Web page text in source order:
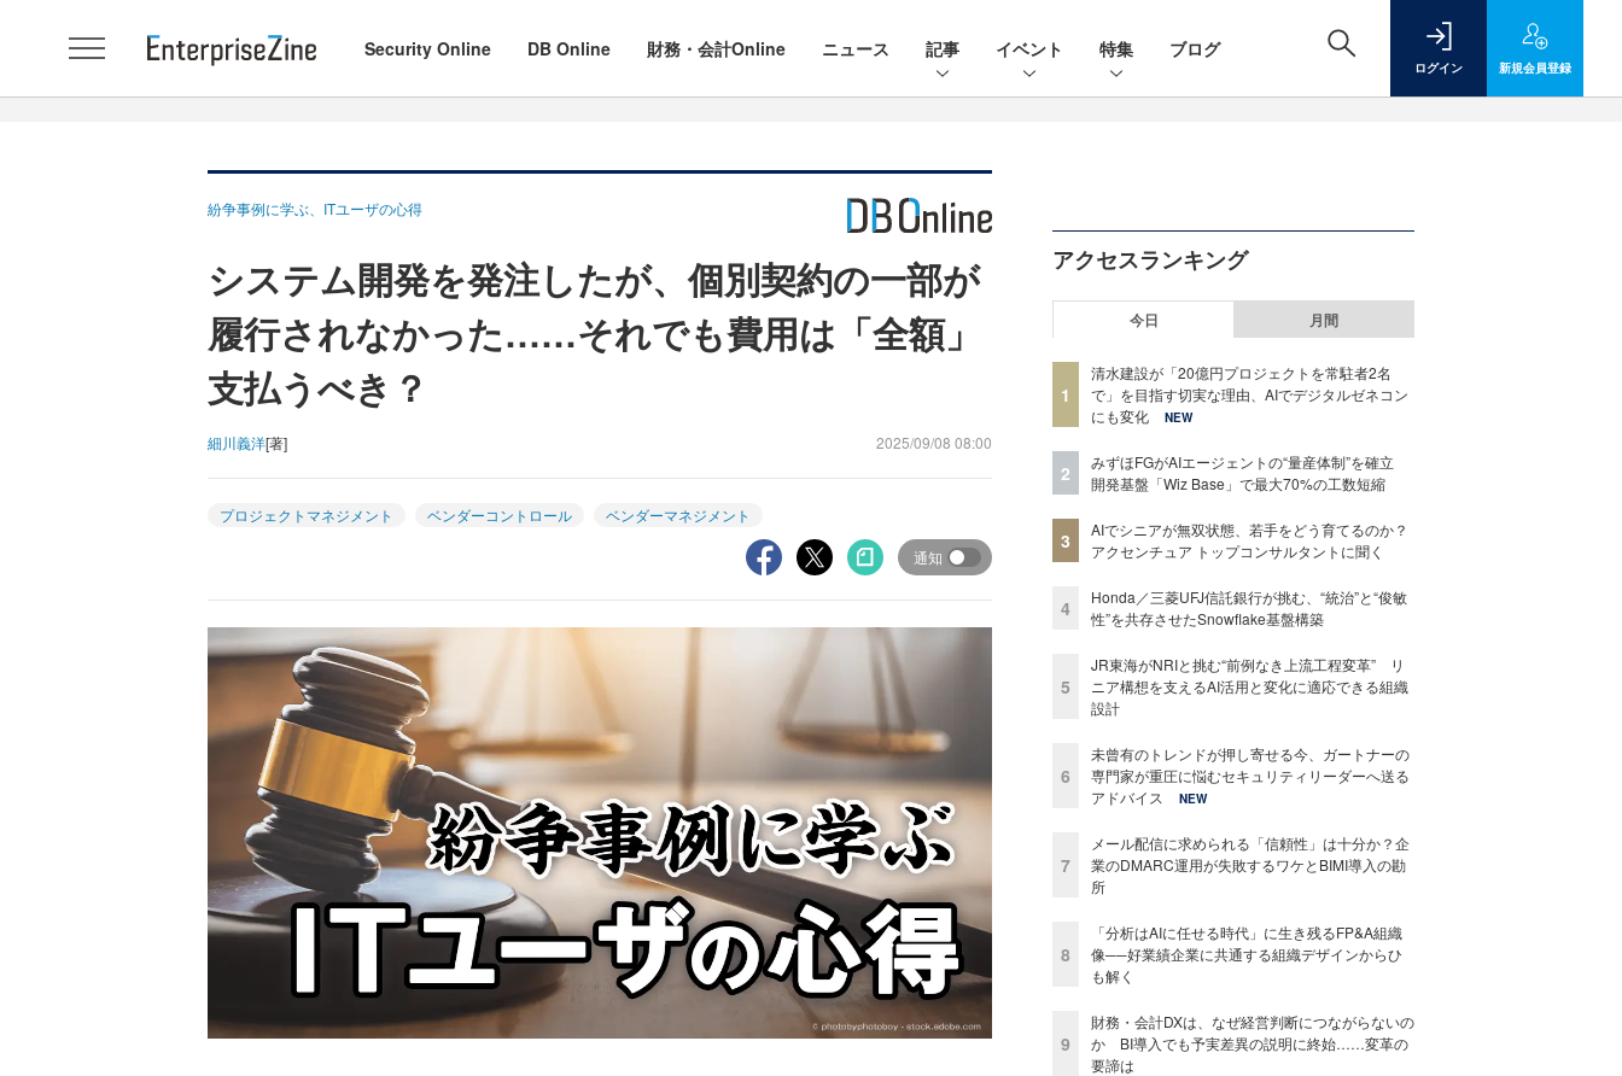
Security Online DB Online 財務・会計Online ニュース 記事 イベント 特集 ブログ
ログイン 新規会員登録
紛争事例に学ぶ、ITユーザの心得
システム開発を発注したが、個別契約の一部が
履行されなかった……それでも費用は「全額」
支払うべき？
細川義洋[著] 2025/09/08 08:00
プロジェクトマネジメント ベンダーコントロール ベンダーマネジメント
通知
アクセスランキング
今日 月間
1
清水建設が「20億円プロジェクトを常駐者2名
で」を目指す切実な理由、AIでデジタルゼネコン
にも変化
NEW
2
みずほFGがAIエージェントの“量産体制”を確立
開発基盤「Wiz Base」で最大70%の工数短縮
3
AIでシニアが無双状態、若手をどう育てるのか？
アクセンチュア トップコンサルタントに聞く
4
Honda／三菱UFJ信託銀行が挑む、“統治”と“俊敏
性”を共存させたSnowflake基盤構築
5
JR東海がNRIと挑む“前例なき上流工程変革” リ
ニア構想を支えるAI活用と変化に適応できる組織
設計
6
未曾有のトレンドが押し寄せる今、ガートナーの
専門家が重圧に悩むセキュリティリーダーへ送る
アドバイス
NEW
7
メール配信に求められる「信頼性」は十分か？企
業のDMARC運用が失敗するワケとBIMI導入の勘
所
8
「分析はAIに任せる時代」に生き残るFP&A組織
像──好業績企業に共通する組織デザインからひ
も解く
9
財務・会計DXは、なぜ経営判断につながらないの
か BI導入でも予実差異の説明に終始……変革の
要諦は